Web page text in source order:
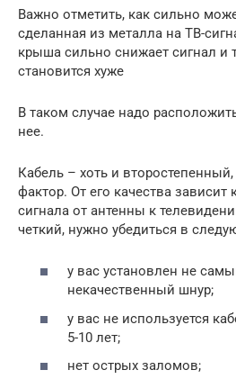
Важно отметить, как сильно
сделанная из металла на ТВ-
крыша сильно снижает сигнал и
становится хуже
В таком случае надо
нее.
Кабель – хоть и
фактор. От его качества зависит
сигнала от антенны к
четкий, нужно убедиться в
у вас установлен не
некачественный шнур;
у вас не используется
5-10 лет;
нет острых заломов;